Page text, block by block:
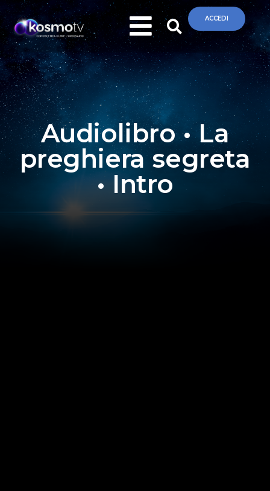
ACCEDI
Audiolibro • La
preghiera segreta
• Intro